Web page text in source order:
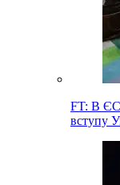
FT: В ЄС
вступу